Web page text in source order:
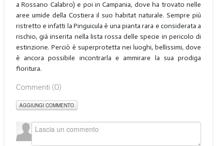
a Rossano Calabro) e poi in Campania, dove ha trovato nelle
aree umide della Costiera il suo habitat naturale. Sempre più
ristretto e infatti la Pinguicula è una pianta rara e considerata a
rischio, già inserita nella lista rossa delle specie in pericolo di
estinzione. Perciò è superprotetta nei luoghi, bellissimi, dove
è ancora possibile incontrarla e ammirare la sua prodiga
fioritura.
Commenti (0)
AGGIUNGI COMMENTO